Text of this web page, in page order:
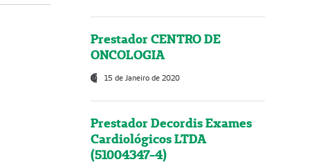
Prestador CENTRO DE
ONCOLOGIA
15 de Janeiro de 2020
Prestador Decordis Exames
Cardiológicos LTDA
(51004347-4)